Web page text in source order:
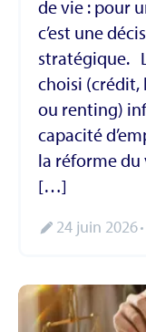
de vie : pour
c’est une
stratégique.
choisi (crédit,
ou renting)
capacité
la réforme du
[…]
24 juin 2026